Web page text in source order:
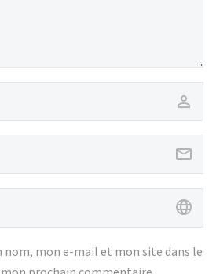
mon e-mail et mon site dans le